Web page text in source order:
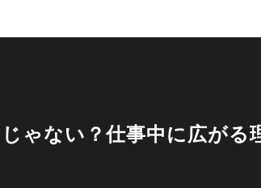
ゃない？仕事中に広がる